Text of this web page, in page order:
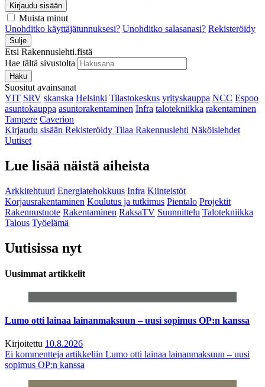
Kirjaudu sisään
Muista minut
Unohditko käyttäjätunnuksesi? Unohditko salasanasi? Rekisteröidy
Sulje
Etsi Rakennuslehti.fistä
Hae tältä sivustolta
Haku
Suositut avainsanat
YIT SRV skanska Helsinki Tilastokeskus yrityskauppa NCC Espoo
asuntokauppa asuntorakentaminen Infra talotekniikka rakentaminen
Tampere Caverion
Kirjaudu sisään Rekisteröidy Tilaa Rakennuslehti Näköislehdet
Uutiset
Lue lisää näistä aiheista
Arkkitehtuuri Energiatehokkuus Infra Kiinteistöt
Korjausrakentaminen Koulutus ja tutkimus Pientalo Projektit
Rakennustuote Rakentaminen RaksaTV Suunnittelu Talotekniikka
Talous Työelämä
Uutisissa nyt
Uusimmat artikkelit
Lumo otti lainaa lainanmaksuun – uusi sopimus OP:n kanssa
Kirjoitettu 10.8.2026
Ei kommentteja artikkeliin Lumo otti lainaa lainanmaksuun – uusi
sopimus OP:n kanssa